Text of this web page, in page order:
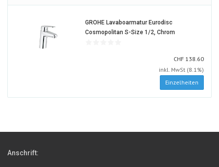
GROHE Lavaboarmatur Eurodisc
Cosmopolitan S-Size 1/2, Chrom
CHF CHF
138.60
inkl. MwSt (8.1%)
Einzelheiten
Anschrift: